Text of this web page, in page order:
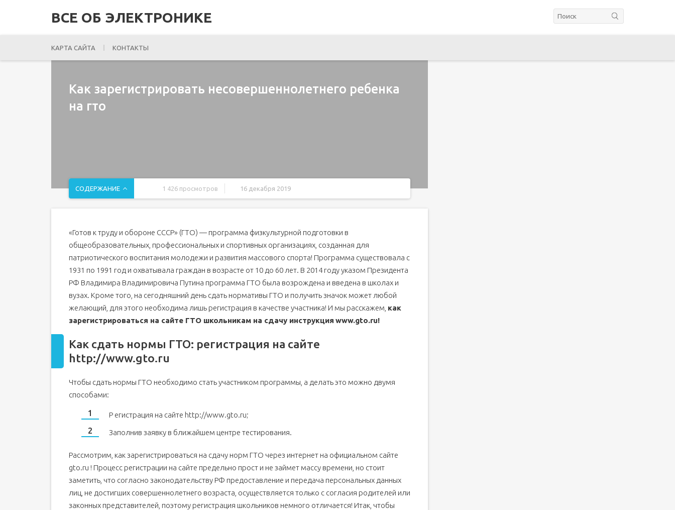
ВСЕ ОБ ЭЛЕКТРОНИКЕ
КАРТА САЙТА КОНТАКТЫ
Как зарегистрировать несовершеннолетнего ребенка
на гто
СОДЕРЖАНИЕ 1 426 просмотров 16 декабря 2019
Как зарегистрироваться на сдачу норм ГТО для школьников и https://user.gto.ru/user/register
Как узнать id (айди) номер на сайте ГТО
Регистрация на официальном сайте
Советы по регистрации
Как получить паспорт участника?
Завершающий этап регистрации
Получение ID номера
Подтверждение регистрации по email
Другие методы вступления во ВФСК
Как зарегистрироваться
Нюансы при регистрации
Нормативы ВФСК комплекса ГТО
Перечень нормативов
«Готов к труду и обороне СССР» (ГТО) — программа физкультурной подготовки в
общеобразовательных, профессиональных и спортивных организациях, созданная для
патриотического воспитания молодежи и развития массового спорта! Программа существовала с
1931 по 1991 год и охватывала граждан в возрасте от 10 до 60 лет. В 2014 году указом Президента
РФ Владимира Владимировича Путина программа ГТО была возрождена и введена в школах и
вузах. Кроме того, на сегодняшний день сдать нормативы ГТО и получить значок может любой
желающий, для этого необходима лишь регистрация в качестве участника! И мы расскажем, как
зарегистрироваться на сайте ГТО школьникам на сдачу инструкция www.gto.ru!
Как сдать нормы ГТО: регистрация на сайте
http://www.gto.ru
Чтобы сдать нормы ГТО необходимо стать участником программы, а делать это можно двумя
способами:
Р егистрация на сайте http://www.gto.ru;
Заполнив заявку в ближайшем центре тестирования.
Рассмотрим, как зарегистрироваться на сдачу норм ГТО через интернет на официальном сайте
gto.ru ! Процесс регистрации на сайте предельно прост и не займет массу времени, но стоит
заметить, что согласно законодательству РФ предоставление и передача персональных данных
лиц, не достигших совершеннолетнего возраста, осуществляется только с согласия родителей или
законных представителей, поэтому регистрация школьников немного отличается! Итак, чтобы